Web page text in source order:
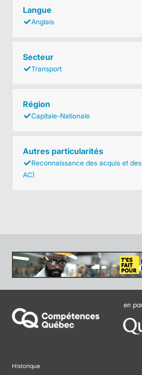
Langue
Anglais
Secteur
Transport
Région
Capitale-Nationale
Autres particularités
Reconnaissance des acquis et
AC)
Historique